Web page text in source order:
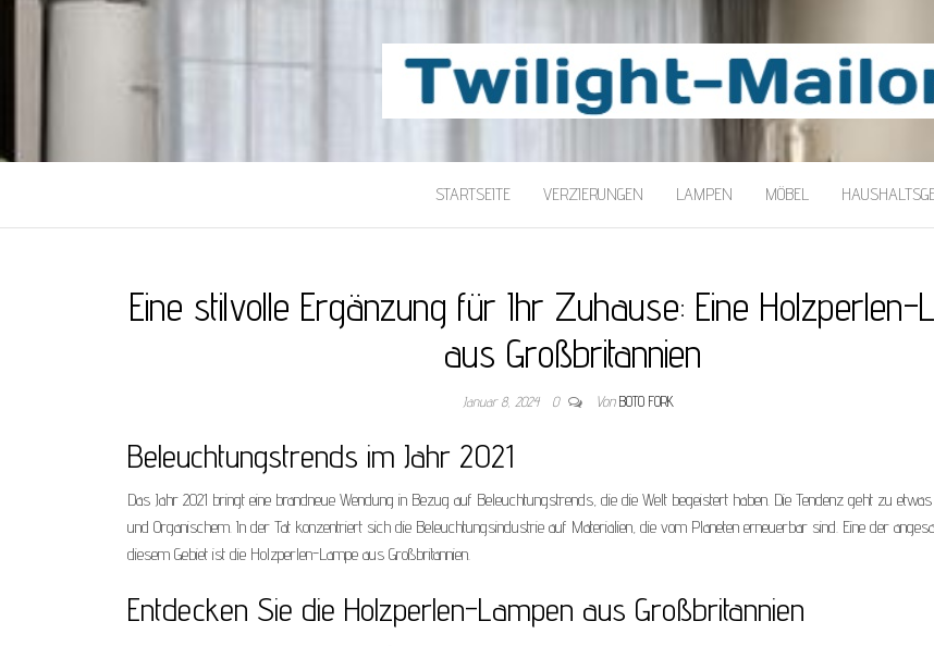
TWILIGHT-MAILORDER
STARTSEITE VERZIERUNGEN LAMPEN MÖBEL
Eine stilvolle Ergänzung für Ihr Zuhause: Eine Holzperlen-
aus Großbritannien
Januar 8, 2024 0 Von BOTO FORK
Beleuchtungstrends im Jahr 2021
Das Jahr 2021 bringt eine brandneue Wendung in Bezug auf Beleuchtungstrends, die die Welt begeistert haben. Die Tendenz geht zu
und Organischem. In der Tat konzentriert sich die Beleuchtungsindustrie auf Materialien, die vom Planeten erneuerbar sind. Eine der
diesem Gebiet ist die Holzperlen-Lampe aus Großbritannien.
Entdecken Sie die Holzperlen-Lampen aus Großbritannien